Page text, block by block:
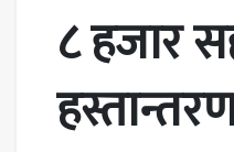
८ हजार